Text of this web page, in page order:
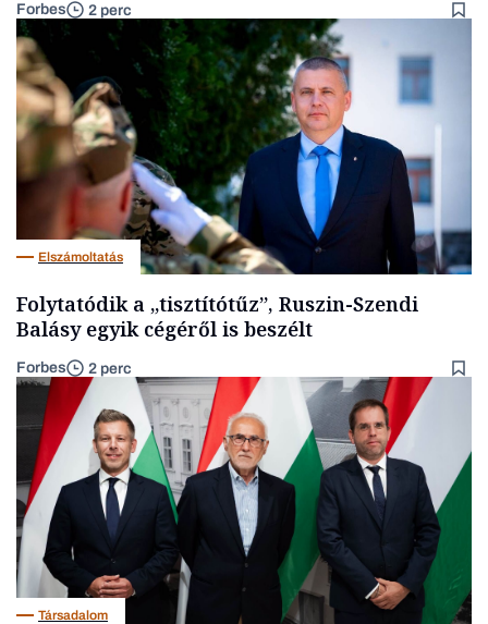
Forbes 2 perc
Elszámoltatás
Folytatódik a „tisztítótűz”, Ruszin-Szendi
Balásy egyik cégéről is beszélt
Forbes 2 perc
Társadalom